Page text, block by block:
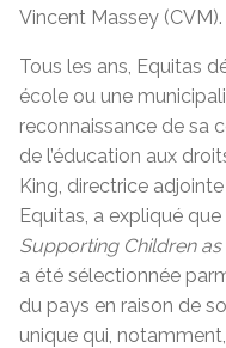
Vincent Massey (CVM).
Tous les ans, Equitas
école ou une
reconnaissance de sa
de l’éducation aux
King, directrice
Equitas, a expliqué que
Supporting Children
a été sélectionnée
du pays en raison de
unique qui,